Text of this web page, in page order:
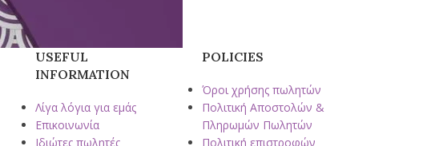
USEFUL
INFORMATION
Λίγα λόγια για εμάς
Επικοινωνία
Ιδιώτες πωλητές
POLICIES
Όροι χρήσης πωλητών
Πολιτική Αποστολών &
Πληρωμών Πωλητών
Πολιτική επιστροφών